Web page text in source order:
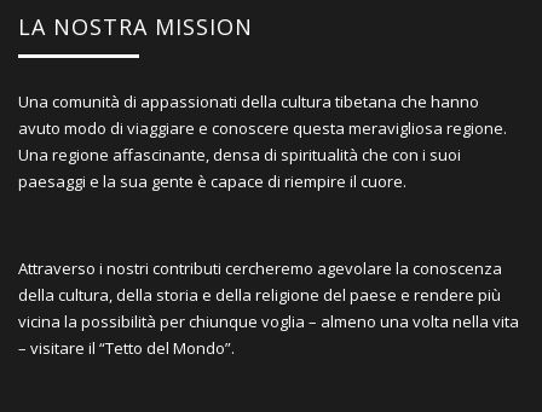
LA NOSTRA MISSION
Una comunità di appassionati della cultura tibetana che hanno
avuto modo di viaggiare e conoscere questa meravigliosa regione.
Una regione affascinante, densa di spiritualità che con i suoi
paesaggi e la sua gente è capace di riempire il cuore.
Attraverso i nostri contributi cercheremo agevolare la conoscenza
della cultura, della storia e della religione del paese e rendere più
vicina la possibilità per chiunque voglia – almeno una volta nella vita
– visitare il “Tetto del Mondo”.